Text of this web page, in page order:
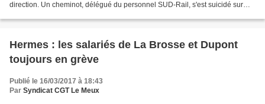
direction. Un cheminot, délégué du personnel SUD-Rail, s'est suicidé sur
Hermes : les salariés de La Brosse et Dupont
toujours en grève
Publié le 16/03/2017 à 18:43
Par Syndicat CGT Le Meux